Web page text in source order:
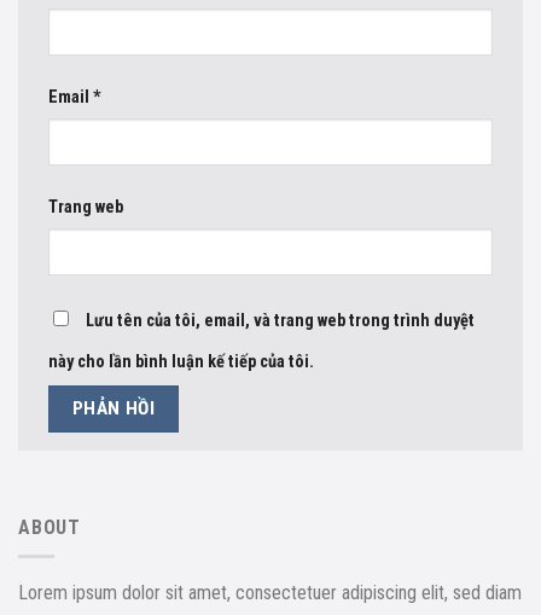
Email *
Trang web
Lưu tên của tôi, email, và trang web trong trình duyệt
này cho lần bình luận kế tiếp của tôi.
ABOUT
Lorem ipsum dolor sit amet, consectetuer adipiscing elit, sed diam